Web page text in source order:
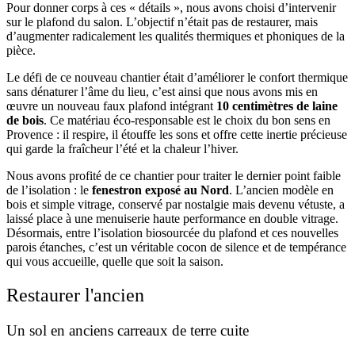
Pour donner corps à ces « détails », nous avons choisi d’intervenir
sur le plafond du salon. L’objectif n’était pas de restaurer, mais
d’augmenter radicalement les qualités thermiques et phoniques de la
pièce.
Le défi de ce nouveau chantier était d’améliorer le confort thermique
sans dénaturer l’âme du lieu, c’est ainsi que nous avons mis en
œuvre un nouveau faux plafond intégrant 10 centimètres de laine
de bois. Ce matériau éco-responsable est le choix du bon sens en
Provence : il respire, il étouffe les sons et offre cette inertie précieuse
qui garde la fraîcheur l’été et la chaleur l’hiver.
Nous avons profité de ce chantier pour traiter le dernier point faible
de l’isolation : le fenestron exposé au Nord. L’ancien modèle en
bois et simple vitrage, conservé par nostalgie mais devenu vétuste, a
laissé place à une menuiserie haute performance en double vitrage.
Désormais, entre l’isolation biosourcée du plafond et ces nouvelles
parois étanches, c’est un véritable cocon de silence et de tempérance
qui vous accueille, quelle que soit la saison.
Restaurer l'ancien
Un sol en anciens carreaux de terre cuite